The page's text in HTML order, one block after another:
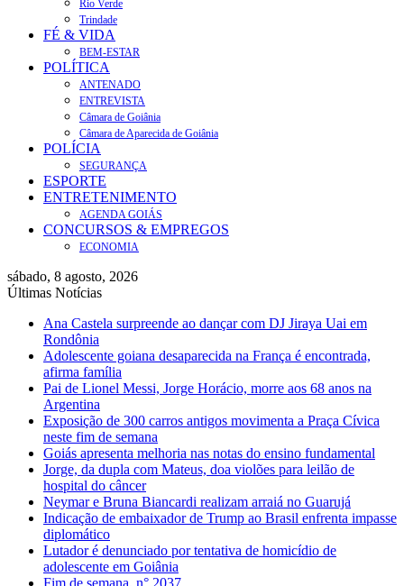
Rio Verde
Trindade
FÉ & VIDA
BEM-ESTAR
POLÍTICA
ANTENADO
ENTREVISTA
Câmara de Goiânia
Câmara de Aparecida de Goiânia
POLÍCIA
SEGURANÇA
ESPORTE
ENTRETENIMENTO
AGENDA GOIÁS
CONCURSOS & EMPREGOS
ECONOMIA
sábado, 8 agosto, 2026
Últimas Notícias
Ana Castela surpreende ao dançar com DJ Jiraya Uai em
Rondônia
Adolescente goiana desaparecida na França é encontrada,
afirma família
Pai de Lionel Messi, Jorge Horácio, morre aos 68 anos na
Argentina
Exposição de 300 carros antigos movimenta a Praça Cívica
neste fim de semana
Goiás apresenta melhoria nas notas do ensino fundamental
Jorge, da dupla com Mateus, doa violões para leilão de
hospital do câncer
Neymar e Bruna Biancardi realizam arraiá no Guarujá
Indicação de embaixador de Trump ao Brasil enfrenta impasse
diplomático
Lutador é denunciado por tentativa de homicídio de
adolescente em Goiânia
Fim de semana, n° 2037